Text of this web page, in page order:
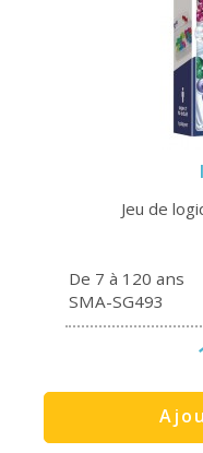
Jeu de
De 7 à 120 ans
SMA-SG493